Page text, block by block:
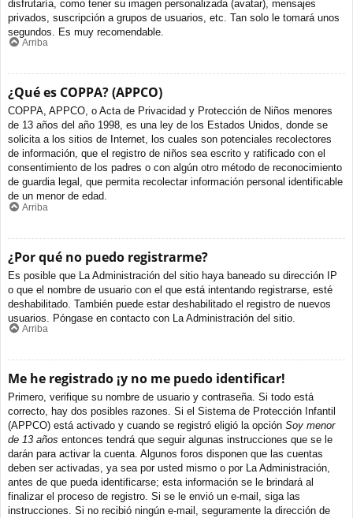
disfrutaría, como tener su imagen personalizada (avatar), mensajes
privados, suscripción a grupos de usuarios, etc. Tan solo le tomará unos
segundos. Es muy recomendable.
Arriba
¿Qué es COPPA? (APPCO)
COPPA, APPCO, o Acta de Privacidad y Protección de Niños menores
de 13 años del año 1998, es una ley de los Estados Unidos, donde se
solicita a los sitios de Internet, los cuales son potenciales recolectores
de información, que el registro de niños sea escrito y ratificado con el
consentimiento de los padres o con algún otro método de reconocimiento
de guardia legal, que permita recolectar información personal identificable
de un menor de edad.
Arriba
¿Por qué no puedo registrarme?
Es posible que La Administración del sitio haya baneado su dirección IP
o que el nombre de usuario con el que está intentando registrarse, esté
deshabilitado. También puede estar deshabilitado el registro de nuevos
usuarios. Póngase en contacto con La Administración del sitio.
Arriba
Me he registrado ¡y no me puedo identificar!
Primero, verifique su nombre de usuario y contraseña. Si todo está
correcto, hay dos posibles razones. Si el Sistema de Protección Infantil
(APPCO) está activado y cuando se registró eligió la opción Soy menor
de 13 años entonces tendrá que seguir algunas instrucciones que se le
darán para activar la cuenta. Algunos foros disponen que las cuentas
deben ser activadas, ya sea por usted mismo o por La Administración,
antes de que pueda identificarse; esta información se le brindará al
finalizar el proceso de registro. Si se le envió un e-mail, siga las
instrucciones. Si no recibió ningún e-mail, seguramente la dirección de